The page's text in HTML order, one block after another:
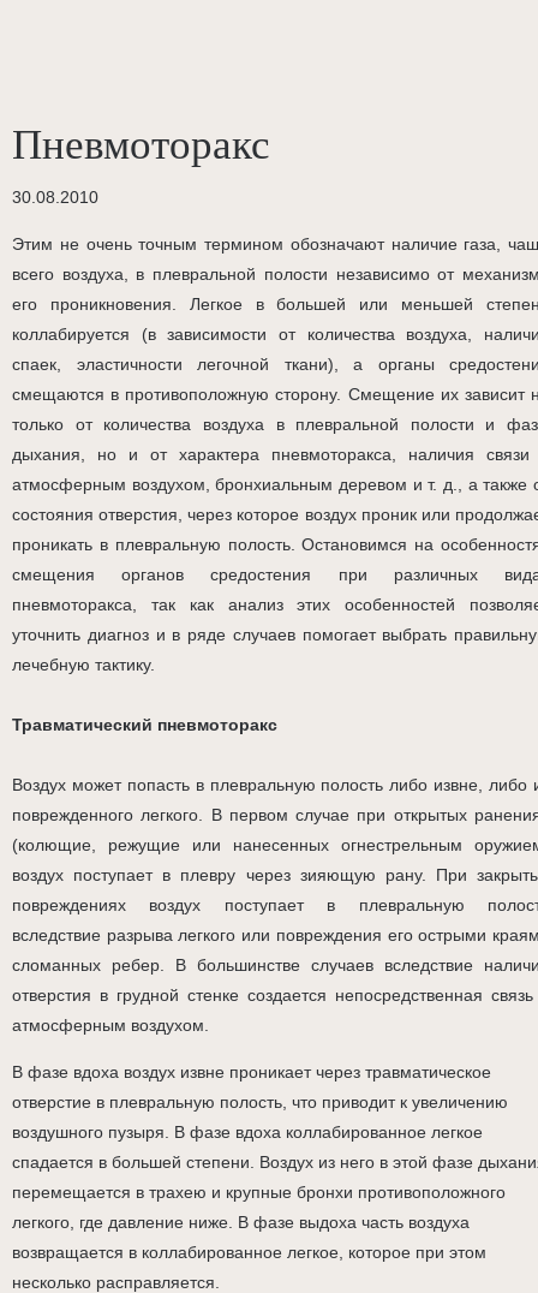
Пневмоторакс
30.08.2010
Этим не очень точным термином обозначают наличие газа,
всего воздуха, в плевральной полости независимо от
его проникновения. Легкое в большей или меньшей
коллабируется (в зависимости от количества воздуха,
спаек, эластичности легочной ткани), а органы
смещаются в противоположную сторону. Смещение их зависит
только от количества воздуха в плевральной полости и
дыхания, но и от характера пневмоторакса, наличия связи
атмосферным воздухом, бронхиальным деревом и т. д., а также
состояния отверстия, через которое воздух проник или
проникать в плевральную полость. Остановимся на
смещения органов средостения при различных
пневмоторакса, так как анализ этих особенностей
уточнить диагноз и в ряде случаев помогает выбрать
лечебную тактику.
Травматический пневмоторакс
Воздух может попасть в плевральную полость либо извне, либо
поврежденного легкого. В первом случае при открытых
(колющие, режущие или нанесенных огнестрельным
воздух поступает в плевру через зияющую рану. При
повреждениях воздух поступает в плевральную
вследствие разрыва легкого или повреждения его острыми
сломанных ребер. В большинстве случаев вследствие
отверстия в грудной стенке создается непосредственная
атмосферным воздухом.
В фазе вдоха воздух извне проникает через травматическое
отверстие в плевральную полость, что приводит к увеличению
воздушного пузыря. В фазе вдоха коллабированное легкое
спадается в большей степени. Воздух из него в этой фазе
перемещается в трахею и крупные бронхи противоположного
легкого, где давление ниже. В фазе выдоха часть воздуха
возвращается в коллабированное легкое, которое при этом
несколько расправляется.